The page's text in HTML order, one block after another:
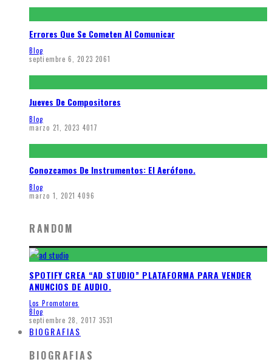
Errores Que Se Cometen Al Comunicar
Blog
septiembre 6, 2023 2061
Jueves De Compositores
Blog
marzo 21, 2023 4017
Conozcamos De Instrumentos: El Aerófono.
Blog
marzo 1, 2021 4096
RANDOM
SPOTIFY CREA “AD STUDIO” PLATAFORMA PARA VENDER
ANUNCIOS DE AUDIO.
Los Promotores
Blog
septiembre 28, 2017 3531
BIOGRAFIAS
BIOGRAFIAS